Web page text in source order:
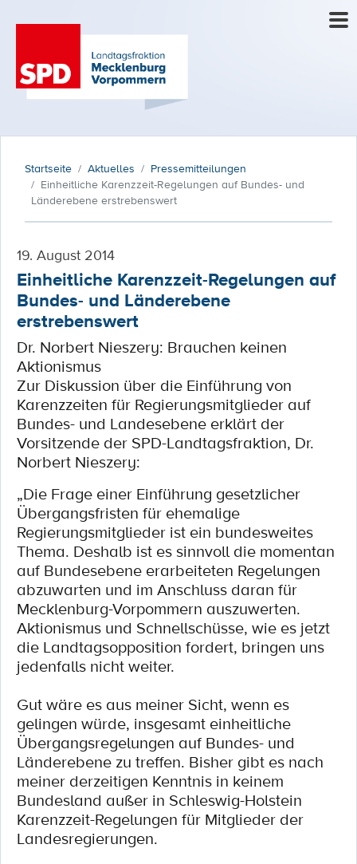
Startseite Aktuelles
Pressemitteilungen
Einheitliche Karenzzeit-Regelungen auf Bundes- und
Länderebene erstrebenswert
19. August 2014
Einheitliche Karenzzeit-Regelungen auf
Bundes- und Länderebene
erstrebenswert
Dr. Norbert Nieszery: Brauchen keinen
Aktionismus
Zur Diskussion über die Einführung von
Karenzzeiten für Regierungsmitglieder auf
Bundes- und Landesebene erklärt der
Vorsitzende der SPD-Landtagsfraktion, Dr.
Norbert Nieszery:
„Die Frage einer Einführung gesetzlicher
Übergangsfristen für ehemalige
Regierungsmitglieder ist ein bundesweites
Thema. Deshalb ist es sinnvoll die momentan
auf Bundesebene erarbeiteten Regelungen
abzuwarten und im Anschluss daran für
Mecklenburg-Vorpommern auszuwerten.
Aktionismus und Schnellschüsse, wie es jetzt
die Landtagsopposition fordert, bringen uns
jedenfalls nicht weiter.
Gut wäre es aus meiner Sicht, wenn es
gelingen würde, insgesamt einheitliche
Übergangsregelungen auf Bundes- und
Länderebene zu treffen. Bisher gibt es nach
meiner derzeitigen Kenntnis in keinem
Bundesland außer in Schleswig-Holstein
Karenzzeit-Regelungen für Mitglieder der
Landesregierungen.